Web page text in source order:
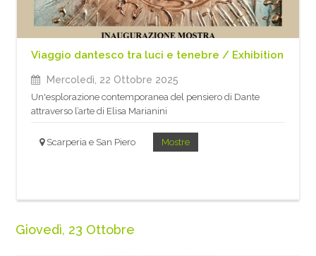
Viaggio dantesco tra luci e tenebre / Exhibition
Mercoledì, 22 Ottobre 2025
Un'esplorazione contemporanea del pensiero di Dante
attraverso l’arte di Elisa Marianini
Scarperia e San Piero Mostre
Giovedì, 23 Ottobre